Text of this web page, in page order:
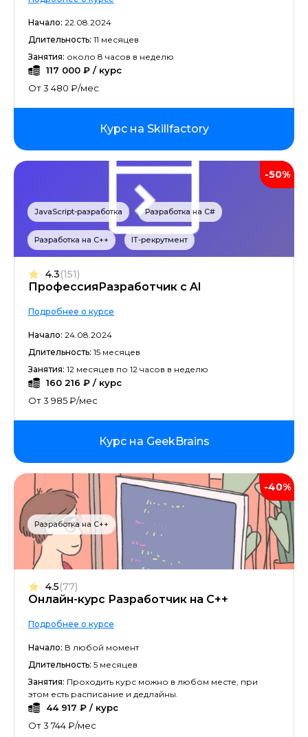
Начало: 22.08.2024
Длительность: 11 месяцев
Занятия: около 8 часов в неделю
117 000 ₽ / курс
От 3 480 ₽/мес
Курс на Skillfactory
-50%
JavaScript-разработка Разработка на C#
Разработка на C++ IT-рекрутмент
ПрофессияРазработчик c AI
4.3(151)
Подробнее о курсе
Начало: 24.08.2024
Длительность: 15 месяцев
Занятия: 12 месяцев по 12 часов в неделю
160 216 ₽ / курс
От 3 985 ₽/мес
Курс на GeekBrains
-40%
Разработка на C++
Онлайн-курс Разработчик на C++
4.5(77)
Подробнее о курсе
Начало: В любой момент
Длительность: 5 месяцев
Занятия: Проходить курс можно в любом месте, при
этом есть расписание и дедлайны.
44 917 ₽ / курс
От 3 744 ₽/мес